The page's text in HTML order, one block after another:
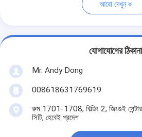
আরো দেখুন
যোগাযোগের ঠিকানা
Mr. Andy Dong
008618631769619
রুম 1701-1708, বিল্ডিং 2, জিংগুই সেন্টার,
সিটি, হেবেই প্রদেশ